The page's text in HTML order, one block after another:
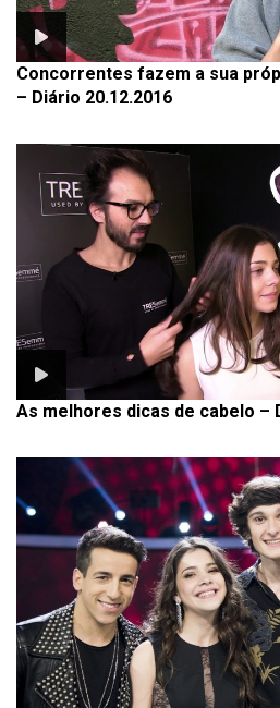
Concorrentes fazem a sua
– Diário 20.12.2016
As melhores dicas de cabelo –